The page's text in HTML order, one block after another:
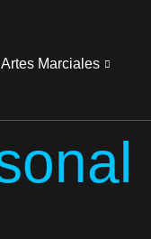
Artes Marciales